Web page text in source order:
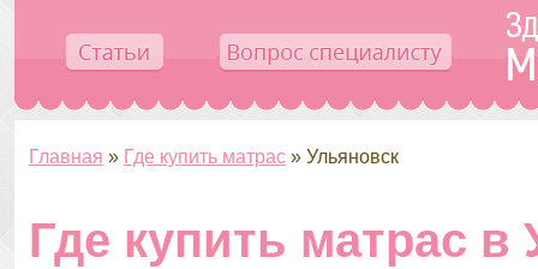
Главная » Где купить матрас » Ульяновск
Где купить матрас в